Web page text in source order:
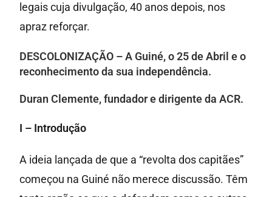
legais cuja divulgação, 40 anos depois, nos
apraz reforçar.
DESCOLONIZAÇÃO – A Guiné, o 25 de Abril e o
reconhecimento da sua independência.
Duran Clemente, fundador e dirigente da ACR.
I – Introdução
A ideia lançada de que a “revolta dos capitães”
começou na Guiné não merece discussão. Têm